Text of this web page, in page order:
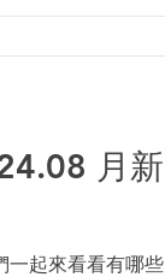
月新
一起來看看有哪些